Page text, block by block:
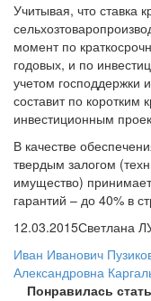
Учитывая, что ставка
момент по
годовых, и по
учетом господдержки
составит по коротким
инвестиционным
В качестве
твердым залогом
имущество)
гарантий – до 40% в
12.03.2015Светлана
Иван Иванович
Александровна
Понравилась